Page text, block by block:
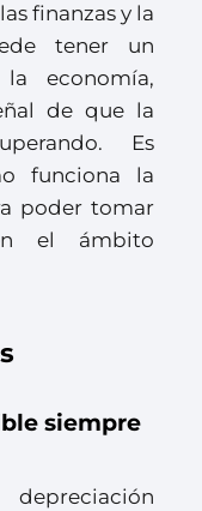
finanzas y la
tener un
economía,
de que la
Es
funciona la
poder tomar
el ámbito
siempre